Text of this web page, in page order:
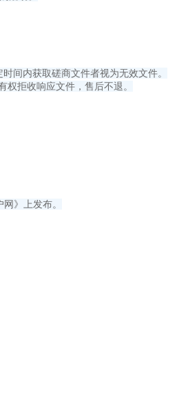
间内获取磋商文件者视为无效文件。
拒收响应文件，售后不退。
》上发布。